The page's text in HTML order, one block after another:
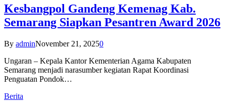
Kesbangpol Gandeng Kemenag Kab.
Semarang Siapkan Pesantren Award 2026
By adminNovember 21, 20250
Ungaran – Kepala Kantor Kementerian Agama Kabupaten
Semarang menjadi narasumber kegiatan Rapat Koordinasi
Penguatan Pondok…
Berita